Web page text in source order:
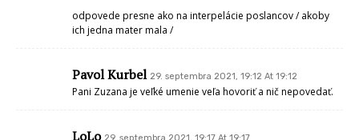
odpovede presne ako na interpelácie poslancov / akoby
ich jedna mater mala /
Pavol Kurbel 29. septembra 2021, 19:12 At 19:12
Pani Zuzana je veľké umenie veľa hovoriť a nič nepovedať.
LoLo